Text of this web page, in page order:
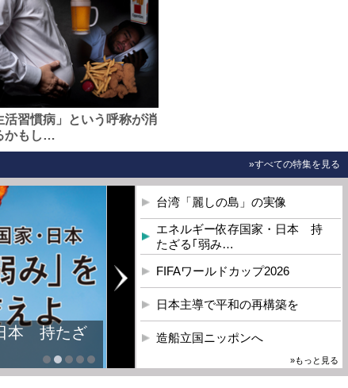
活習慣病」という呼称が消
かもし…
»すべての特集を見る
本 持たざ
台湾「麗しの島」の実像
エネルギー依存国家・日本 持
たざる｢弱み…
FIFAワールドカップ2026
日本主導で平和の再構築を
造船立国ニッポンへ
»もっと見る